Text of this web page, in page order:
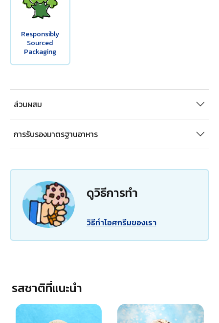
Responsibly
Sourced
Packaging
ส่วนผสม
การรับรองมาตรฐานอาหาร
ดูวิธีการทำ
วิธีทำไอศกรีมของเรา
รสชาติที่แนะนำ